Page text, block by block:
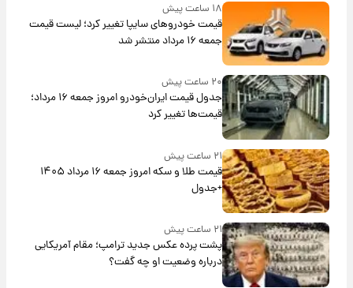
۱۸ ساعت پیش
قیمت خودروهای سایپا تغییر کرد؛ لیست قیمت
جمعه ۱۶ مرداد منتشر شد
۲۰ ساعت پیش
جدول قیمت ایران‌خودرو امروز جمعه ۱۶ مرداد؛
قیمت‌ها تغییر کرد
۲۱ ساعت پیش
قیمت طلا و سکه امروز جمعه ۱۶ مرداد ۱۴۰۵
+جدول
۲۱ ساعت پیش
پشت پرده عکس جدید ترامپ؛ مقام آمریکایی
درباره وضعیت او چه گفت؟